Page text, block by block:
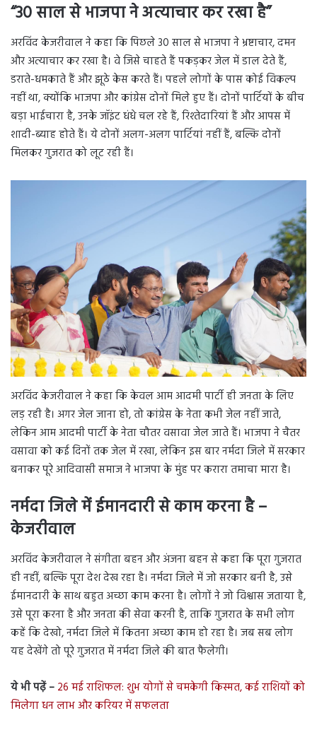
“30 साल से भाजपा ने अत्याचार कर रखा है”
अरविंद केजरीवाल ने कहा कि पिछले 30 साल से भाजपा ने भ्रष्टाचार, दमन
और अत्याचार कर रखा है। वे जिसे चाहते हैं पकड़कर जेल में डाल देते हैं,
डराते-धमकाते हैं और झूठे केस करते हैं। पहले लोगों के पास कोई विकल्प
नहीं था, क्योंकि भाजपा और कांग्रेस दोनों मिले हुए हैं। दोनों पार्टियों के बीच
बड़ा भाईचारा है, उनके जॉइंट धंधे चल रहे हैं, रिश्तेदारियां हैं और आपस में
शादी-ब्याह होते हैं। ये दोनों अलग-अलग पार्टियां नहीं हैं, बल्कि दोनों
मिलकर गुजरात को लूट रही हैं।
अरविंद केजरीवाल ने कहा कि केवल आम आदमी पार्टी ही जनता के लिए
लड़ रही है। अगर जेल जाना हो, तो कांग्रेस के नेता कभी जेल नहीं जाते,
लेकिन आम आदमी पार्टी के नेता चौतर वसावा जेल जाते हैं। भाजपा ने चैतर
वसावा को कई दिनों तक जेल में रखा, लेकिन इस बार नर्मदा जिले में सरकार
बनाकर पूरे आदिवासी समाज ने भाजपा के मुंह पर करारा तमाचा मारा है।
नर्मदा जिले में ईमानदारी से काम करना है –
केजरीवाल
अरविंद केजरीवाल ने संगीता बहन और अंजना बहन से कहा कि पूरा गुजरात
ही नहीं, बल्कि पूरा देश देख रहा है। नर्मदा जिले में जो सरकार बनी है, उसे
ईमानदारी के साथ बहुत अच्छा काम करना है। लोगों ने जो विश्वास जताया है,
उसे पूरा करना है और जनता की सेवा करनी है, ताकि गुजरात के सभी लोग
कहें कि देखो, नर्मदा जिले में कितना अच्छा काम हो रहा है। जब सब लोग
यह देखेंगे तो पूरे गुजरात में नर्मदा जिले की बात फैलेगी।
ये भी पढ़ें – 26 मई राशिफल: शुभ योगों से चमकेगी किस्मत, कई राशियों को
मिलेगा धन लाभ और करियर में सफलता